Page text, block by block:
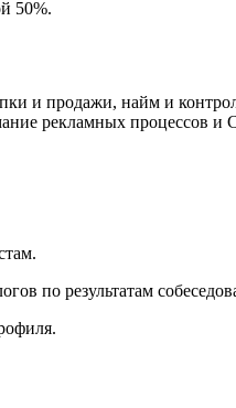
50%.
и продажи, найм и
рекламных процессов
по результатам